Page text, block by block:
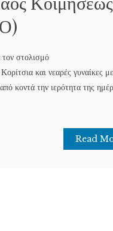
στολισμό
και νεαρές γυναίκες
κοντά την ιερότητα της
Read